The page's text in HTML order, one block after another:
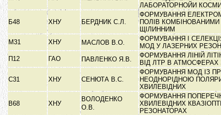
ЛАБОРАТОРНОЙИ
Б48 ХНУ БЕРДНИК С.Л.
ФОРМУВАННЯ
ПОЛІВ
ЩІЛИННИМ
М31
ХНУ МАСЛОВ В.О.
ФОРМУВАННЯ І
МОД У ЛАЗЕРНИХ
П12
ГАО ПАВЛЕНКО Я.В.
ФОРМУВАННЯ ЛІНІЙ
ВІД ЛТР В АТМОСФЕРАХ
С31 ХНУ СЕНЮТА В.С.
ФОРМУВАННЯ МОД ІЗ
НЕОДНОРІДНОЮ
ХВИЛЕВІДНИХ
В68 ХНУ
ВОЛОДЕНКО
О.В.
ФОРМУВАННЯ
ХВИЛЕВІДНИХ
РЕЗОНАТОРАХ